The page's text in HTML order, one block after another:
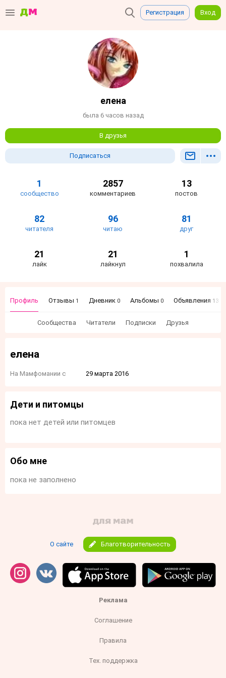
Регистрация Вход
елена
была 6 часов назад
В друзья
Подписаться
1
сообщество
2857
комментариев
13
постов
82
читателя
96
читаю
81
друг
21
лайк
21
лайкнул
1
похвалила
Профиль Отзывы 1 Дневник 0 Альбомы 0 Объявления 13
Сообщества Читатели Подписки Друзья
елена
На Мамфомании с 29 марта 2016
Дети и питомцы
пока нет детей или питомцев
Обо мне
пока не заполнено
О сайте Благотворительность
Реклама
Соглашение
Правила
Тех. поддержка